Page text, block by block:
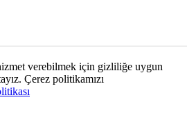
verebilmek için gizliliğe uygun
Çerez politikamızı